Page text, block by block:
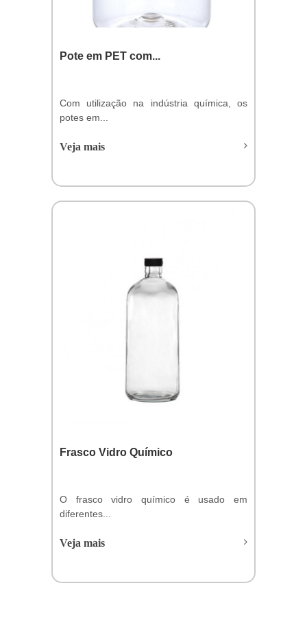
Pote em PET com...
Com utilização na indústria química, os
potes em...
Veja mais
Frasco Vidro Químico
O frasco vidro químico é usado em
diferentes...
Veja mais